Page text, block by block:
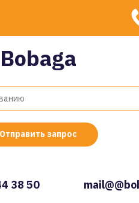
Bobaga
Отправить запрос
38 50